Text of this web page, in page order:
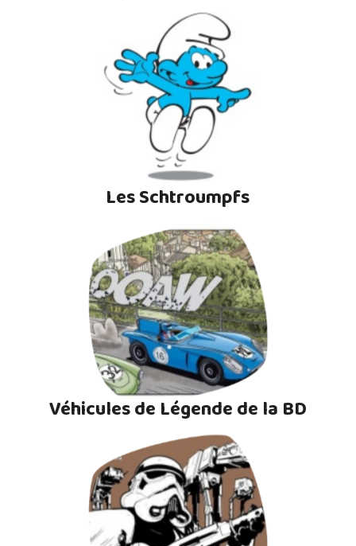
Les Schtroumpfs
Véhicules de Légende de la BD